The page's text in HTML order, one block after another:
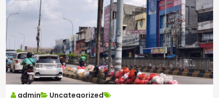
admin Uncategorized